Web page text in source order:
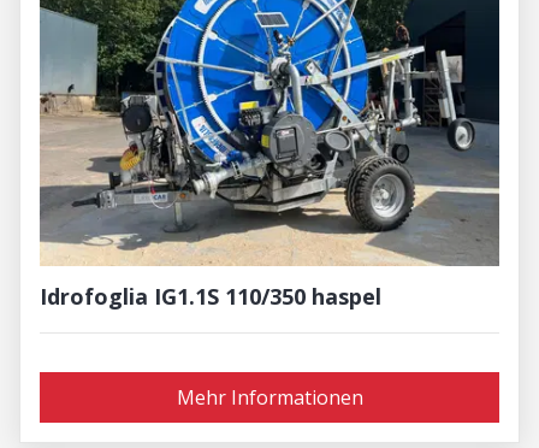
Idrofoglia IG1.1S 110/350 haspel
Mehr Informationen